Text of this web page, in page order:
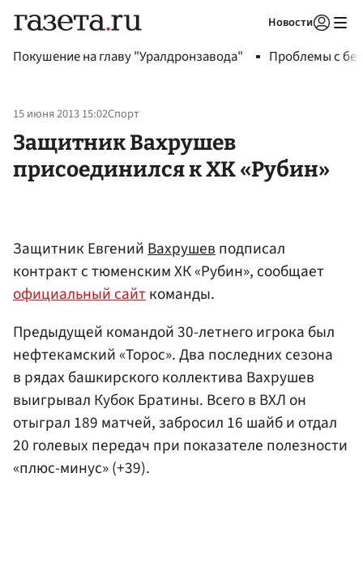
Новости
Покушение на главу "Уралдронзавода" Проблемы с
15 июня 2013 15:02Спорт
Защитник Вахрушев
присоединился к ХК «Рубин»
Защитник ЕвгенийВахрушевподписал
контракт с тюменским ХК «Рубин», сообщает
официальный сайткоманды.
Предыдущей командой 30-летнего игрока был
нефтекамский «Торос». Два последних сезона
в рядах башкирского коллектива Вахрушев
выигрывал Кубок Братины. Всего в ВХЛ он
отыграл 189 матчей, забросил 16 шайб и отдал
20 голевых передач при показателе полезности
«плюс-минус» (+39).